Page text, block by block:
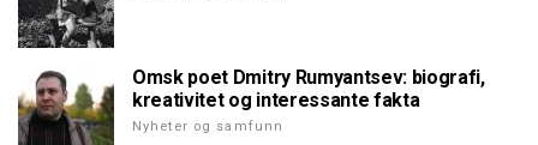
Omsk poet Dmitry Rumyantsev: biografi,
kreativitet og interessante fakta
Nyheter og samfunn